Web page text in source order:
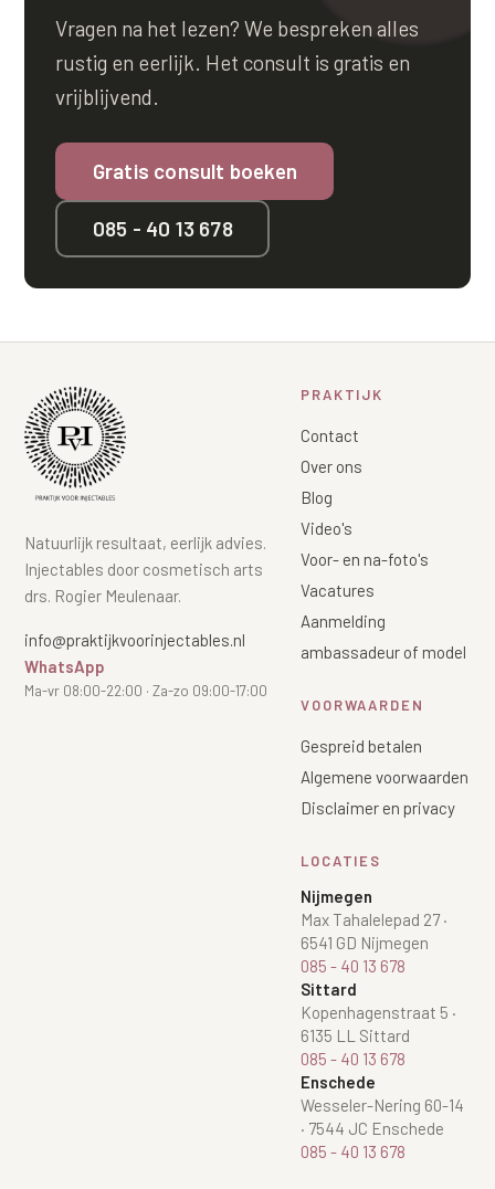
Vragen na het lezen? We bespreken alles
rustig en eerlijk. Het consult is gratis en
vrijblijvend.
Gratis consult boeken
085 - 40 13 678
Natuurlijk resultaat, eerlijk advies.
Injectables door cosmetisch arts
drs. Rogier Meulenaar.
info@praktijkvoorinjectables.nl
WhatsApp
Ma-vr 08:00-22:00 · Za-zo 09:00-17:00
PRAKTIJK
Contact
Over ons
Blog
Video's
Voor- en na-foto's
Vacatures
Aanmelding
ambassadeur of model
VOORWAARDEN
Gespreid betalen
Algemene voorwaarden
Disclaimer en privacy
LOCATIES
Nijmegen
Max Tahalelepad 27·
6541 GD Nijmegen
085 - 40 13 678
Sittard
Kopenhagenstraat 5 ·
6135 LL Sittard
085 - 40 13 678
Enschede
Wesseler-Nering 60-14
· 7544 JC Enschede
085 - 40 13 678